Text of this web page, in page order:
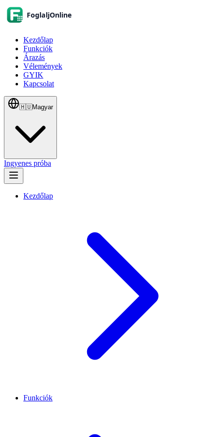
Kezdőlap
Funkciók
Árazás
Vélemények
GYIK
Kapcsolat
🇭🇺Magyar
Ingyenes próba
Kezdőlap
Funkciók